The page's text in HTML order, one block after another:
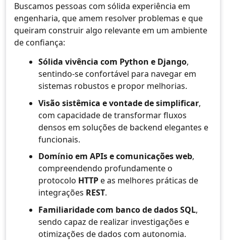
Buscamos pessoas com sólida experiência em
engenharia, que amem resolver problemas e que
queiram construir algo relevante em um ambiente
de confiança:
Sólida vivência com Python e Django,
sentindo-se confortável para navegar em
sistemas robustos e propor melhorias.
Visão sistêmica e vontade de simplificar,
com capacidade de transformar fluxos
densos em soluções de backend elegantes e
funcionais.
Domínio em APIs e comunicações web,
compreendendo profundamente o
protocolo HTTPe as melhores práticas de
integrações REST.
Familiaridade com banco de dados SQL,
sendo capaz de realizar investigações e
otimizações de dados com autonomia.